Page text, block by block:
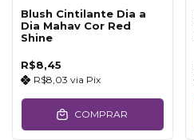
Blush Cintilante Dia a
Dia Mahav Cor Red
Shine
R$8,45
R$8,03 via Pix
COMPRAR